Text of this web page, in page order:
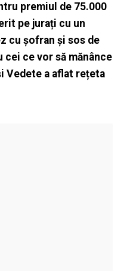
premiul de 75.000
pe jurați cu un
cu șofran și sos de
ce vor să mănânce
Vedete a aflat rețeta